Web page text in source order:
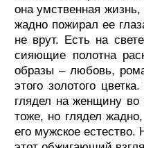
она умственная
жадно пожирал ее
не врут. Есть на
сияющие полотна
образы – любовь,
этого золотого
глядел на женщину
тоже, но глядел
его мужское